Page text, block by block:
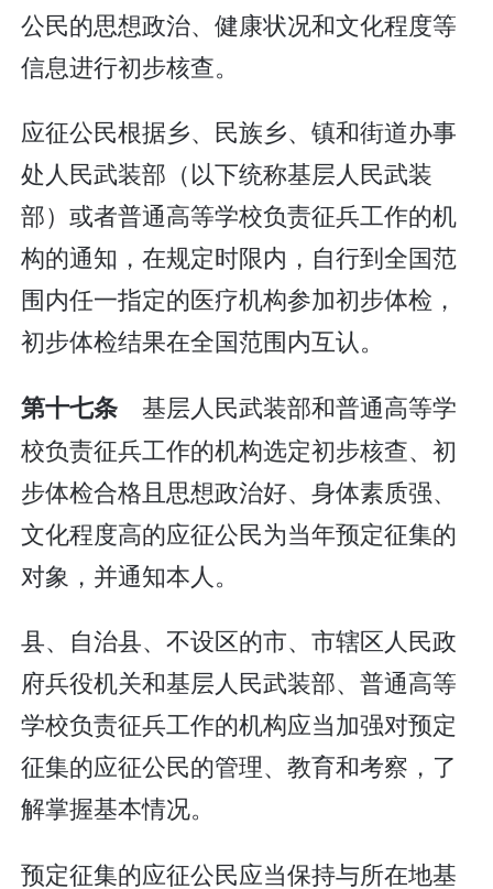
公民的思想政治、健康状况和文化程度等
信息进行初步核查。
应征公民根据乡、民族乡、镇和街道办事
处人民武装部（以下统称基层人民武装
部）或者普通高等学校负责征兵工作的机
构的通知，在规定时限内，自行到全国范
围内任一指定的医疗机构参加初步体检，
初步体检结果在全国范围内互认。
第十七条 基层人民武装部和普通高等学
校负责征兵工作的机构选定初步核查、初
步体检合格且思想政治好、身体素质强、
文化程度高的应征公民为当年预定征集的
对象，并通知本人。
县、自治县、不设区的市、市辖区人民政
府兵役机关和基层人民武装部、普通高等
学校负责征兵工作的机构应当加强对预定
征集的应征公民的管理、教育和考察，了
解掌握基本情况。
预定征集的应征公民应当保持与所在地基